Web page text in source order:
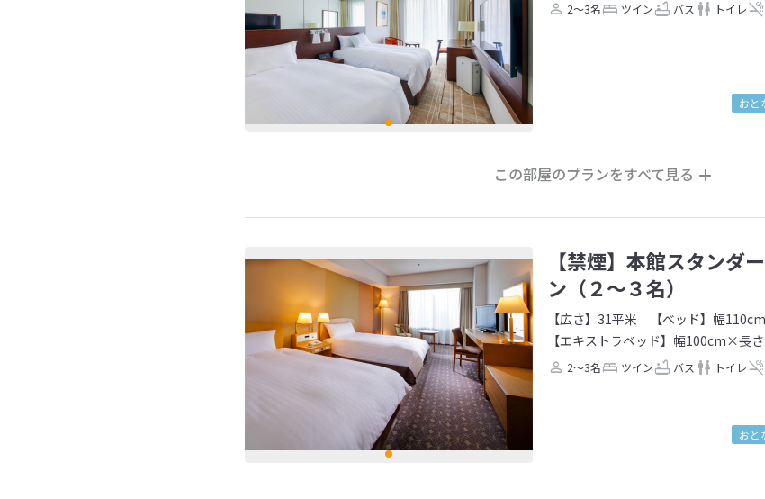
2～3名 ツイン バス トイレ
おと
この部屋のプランをすべて見る
【禁煙】本館スタン
ン（２～３名）
【広さ】31平米
【ベッド】幅
【エキストラベッド】幅100cm×長さ
2～3名 ツイン バス トイレ
おと